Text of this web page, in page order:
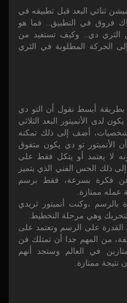
ثنائي البعد قبل تطبيقه في
فروق في التطبيق.. فما هو
الثري دي.. وكيف تستفيد من
الحركة المطلوبة في الثري
بطريقة أبسط نقول أن التو دي
لدى الأنميتور البعد الثلاثي
أضف إلى ذلك تمكنه
الأنميتور تو دي يكون متفوق
لا يعتمد أو يتكل فقط على
ذلك الحس الفني الذي يتميز
عن فكرة بسرعة، فقط برسم
عمله ممتازة.
،وكنت أنميتور ثريدي
وهي مرحلة التخطيط.
القدرة على الرسم وتعتمد على
من المهم جدا أن تمتلك فن
في العالم وستجد أنهم
ممتازة.